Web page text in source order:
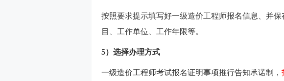
按照要求提示填写好一级造价工程师报名信息、并
目、工作单位、工作年限等。
5）选择办理方式
一级造价工程师考试报名证明事项推行告知承诺制，